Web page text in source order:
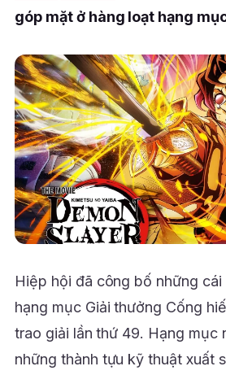
góp mặt ở hàng loạt hạng
Hiệp hội đã công bố những
hạng mục Giải thưởng Cống
trao giải lần thứ 49. Hạng mục
những thành tựu kỹ thuật xuất